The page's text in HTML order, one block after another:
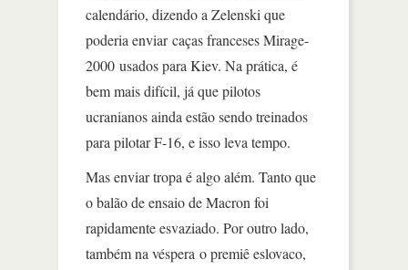
calendário, dizendo a Zelenski que
poderia enviar caças franceses Mirage-
2000 usados para Kiev. Na prática, é
bem mais difícil, já que pilotos
ucranianos ainda estão sendo treinados
para pilotar F-16, e isso leva tempo.
Mas enviar tropa é algo além. Tanto que
o balão de ensaio de Macron foi
rapidamente esvaziado. Por outro lado,
também na véspera o premiê eslovaco,